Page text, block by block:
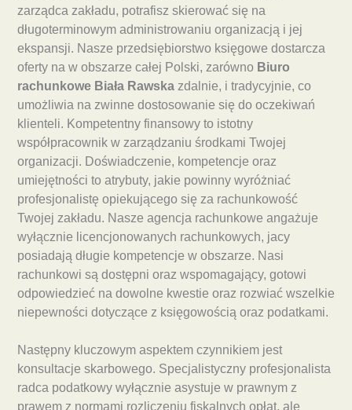
zarządca zakładu, potrafisz skierować się na
długoterminowym administrowaniu organizacją i jej
ekspansji. Nasze przedsiębiorstwo księgowe dostarcza
oferty na w obszarze całej Polski, zarówno Biuro
rachunkowe Biała Rawska zdalnie, i tradycyjnie, co
umożliwia na zwinne dostosowanie się do oczekiwań
klienteli. Kompetentny finansowy to istotny
współpracownik w zarządzaniu środkami Twojej
organizacji. Doświadczenie, kompetencje oraz
umiejętności to atrybuty, jakie powinny wyróżniać
profesjonalistę opiekującego się za rachunkowość
Twojej zakładu. Nasze agencja rachunkowe angażuje
wyłącznie licencjonowanych rachunkowych, jacy
posiadają długie kompetencje w obszarze. Nasi
rachunkowi są dostępni oraz wspomagający, gotowi
odpowiedzieć na dowolne kwestie oraz rozwiać wszelkie
niepewności dotyczące z księgowością oraz podatkami.
Następny kluczowym aspektem czynnikiem jest
konsultacje skarbowego. Specjalistyczny profesjonalista
radca podatkowy wyłącznie asystuje w prawnym z
prawem z normami rozliczeniu fiskalnych opłat, ale